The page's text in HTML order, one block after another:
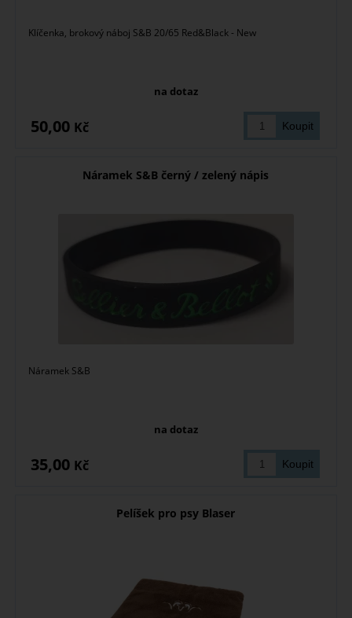
Klíčenka, brokový náboj S&B 20/65 Red&Black - New
na dotaz
50,00 Kč
Náramek S&B černý / zelený nápis
Náramek S&B
na dotaz
35,00 Kč
Pelíšek pro psy Blaser